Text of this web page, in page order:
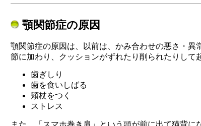
顎関節症の原因
顎関節症の原因は、以前は、かみ合わせの悪さ・異
節に加わり、クッションがずれたり削られたりして
歯ぎしり
歯を食いしばる
頬杖をつく
ストレス
また、「スマホ巻き肩」という頭が前に出て猫背